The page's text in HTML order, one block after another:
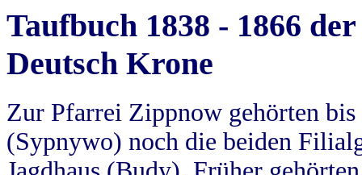
Taufbuch 1838 - 1866
Deutsch Krone
Zur Pfarrei Zippnow gehörten
(Sypnywo) noch die beiden